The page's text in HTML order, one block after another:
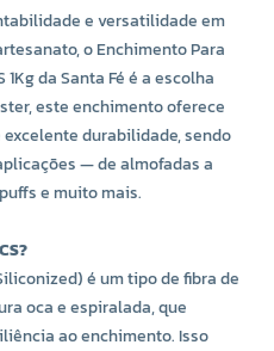
e versatilidade em
o Enchimento Para
1Kg da Santa Fé é a escolha
este enchimento oferece
durabilidade, sendo
— de almofadas a
e muito mais.
é um tipo de fibra de
oca e espiralada, que
ao enchimento. Isso